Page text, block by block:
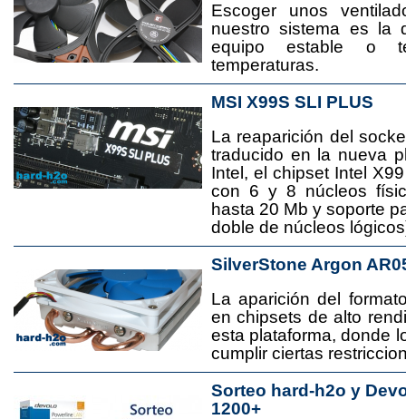
Escoger unos
nuestro sistema es la
equipo estable o
temperaturas.
MSI X99S SLI PLUS
La reaparición del
traducido en la nueva
Intel, el chipset Intel
con 6 y 8 núcleos
hasta 20 Mb y soporte
doble de núcleos
SilverStone Argon
La aparición del
en chipsets de alto
esta plataforma, donde
cumplir ciertas
Sorteo hard-h2o y
1200+